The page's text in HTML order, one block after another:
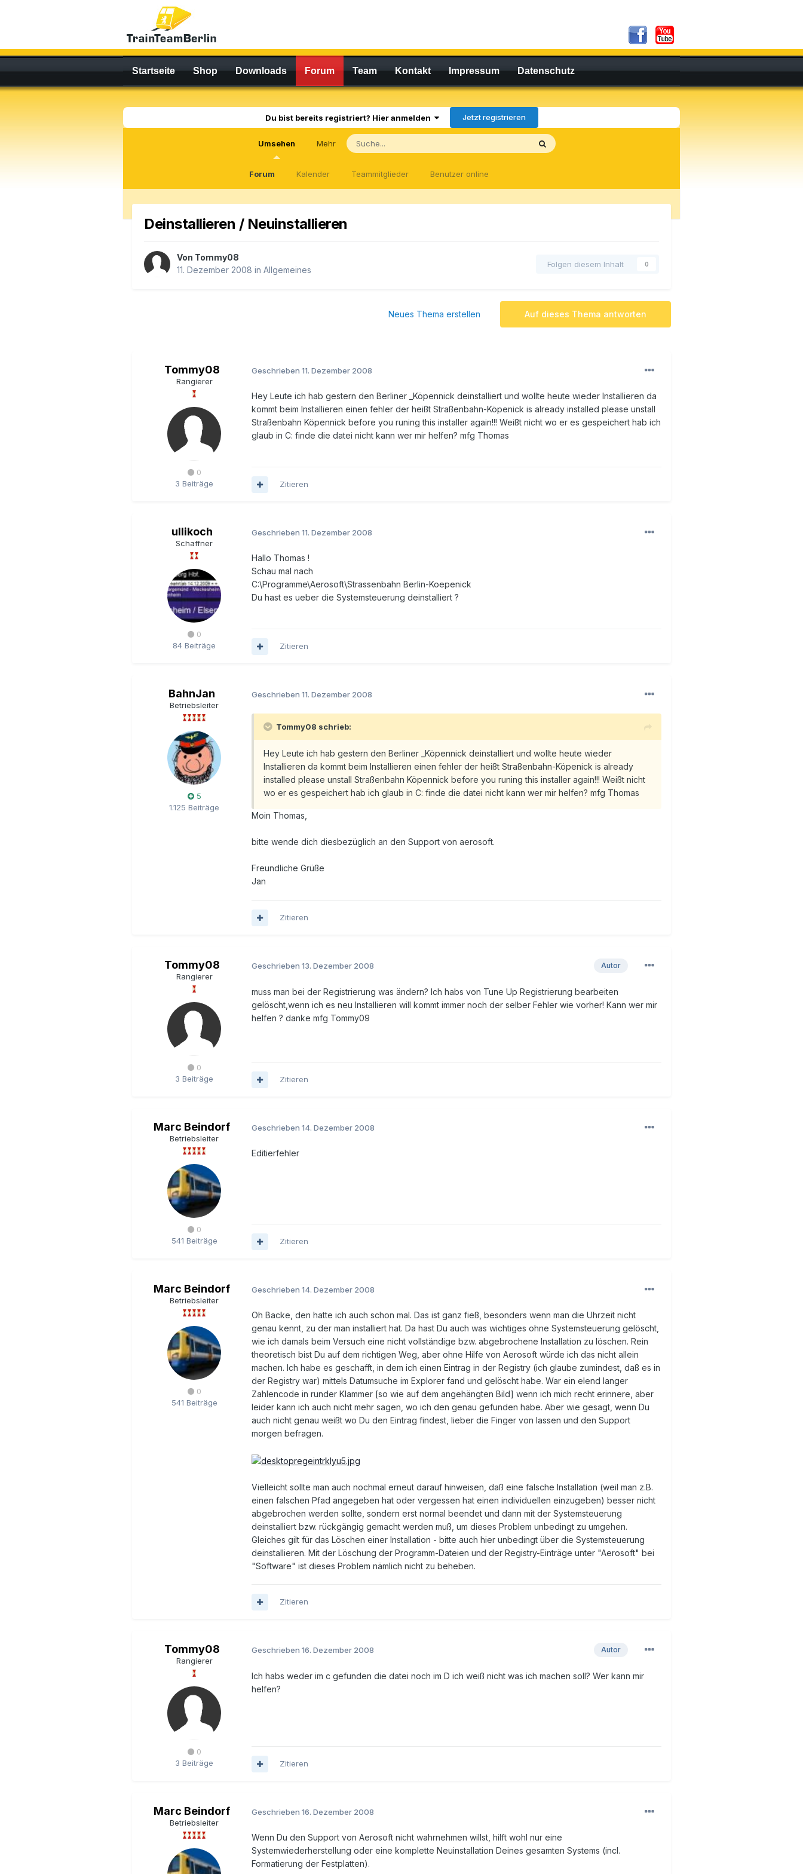
Startseite Shop Downloads Forum Team Kontakt Impressum Datenschutz
Du bist bereits registriert? Hier anmelden Jetzt registrieren
Umsehen
Forum Kalender Teammitglieder Benutzer online
Mehr
Deinstallieren / Neuinstallieren
Von Tommy08
11. Dezember 2008 in Allgemeines
Folgen diesem Inhalt 0
Auf dieses Thema antworten
Neues Thema erstellen
Tommy08
Rangierer
0
3 Beiträge
Geschrieben 11. Dezember 2008
Hey Leute ich hab gestern den Berliner _Köpennick deinstalliert und wollte heute wieder Installieren da
kommt beim Installieren einen fehler der heißt Straßenbahn-Köpenick is already installed please unstall
Straßenbahn Köpennick before you runing this installer again!!! Weißt nicht wo er es gespeichert hab ich
glaub in C: finde die datei nicht kann wer mir helfen? mfg Thomas
Zitieren
ullikoch
Schaffner
0
84 Beiträge
Geschrieben 11. Dezember 2008
Hallo Thomas !
Schau mal nach
C:\Programme\Aerosoft\Strassenbahn Berlin-Koepenick
Du hast es ueber die Systemsteuerung deinstalliert ?
Zitieren
BahnJan
Betriebsleiter
5
1.125 Beiträge
Geschrieben 11. Dezember 2008
Tommy08 schrieb:
Hey Leute ich hab gestern den Berliner _Köpennick deinstalliert und wollte heute wieder
Installieren da kommt beim Installieren einen fehler der heißt Straßenbahn-Köpenick is already
installed please unstall Straßenbahn Köpennick before you runing this installer again!!! Weißt nicht
wo er es gespeichert hab ich glaub in C: finde die datei nicht kann wer mir helfen? mfg Thomas
Moin Thomas,
bitte wende dich diesbezüglich an den Support von aerosoft.
Freundliche Grüße
Jan
Zitieren
Tommy08
Rangierer
0
3 Beiträge
Autor
Geschrieben 13. Dezember 2008
muss man bei der Registrierung was ändern? Ich habs von Tune Up Registrierung bearbeiten
gelöscht,wenn ich es neu Installieren will kommt immer noch der selber Fehler wie vorher! Kann wer mir
helfen ? danke mfg Tommy09
Zitieren
Marc Beindorf
Betriebsleiter
0
541 Beiträge
Geschrieben 14. Dezember 2008
Editierfehler
Zitieren
Marc Beindorf
Betriebsleiter
0
541 Beiträge
Geschrieben 14. Dezember 2008
Oh Backe, den hatte ich auch schon mal. Das ist ganz fieß, besonders wenn man die Uhrzeit nicht
genau kennt, zu der man installiert hat. Da hast Du auch was wichtiges ohne Systemsteuerung gelöscht,
wie ich damals beim Versuch eine nicht vollständige bzw. abgebrochene Installation zu löschen. Rein
theoretisch bist Du auf dem richtigen Weg, aber ohne Hilfe von Aerosoft würde ich das nicht allein
machen. Ich habe es geschafft, in dem ich einen Eintrag in der Registry (ich glaube zumindest, daß es in
der Registry war) mittels Datumsuche im Explorer fand und gelöscht habe. War ein elend langer
Zahlencode in runder Klammer [so wie auf dem angehängten Bild] wenn ich mich recht erinnere, aber
leider kann ich auch nicht mehr sagen, wo ich den genau gefunden habe. Aber wie gesagt, wenn Du
auch nicht genau weißt wo Du den Eintrag findest, lieber die Finger von lassen und den Support
morgen befragen.
Vielleicht sollte man auch nochmal erneut darauf hinweisen, daß eine falsche Installation (weil man z.B.
einen falschen Pfad angegeben hat oder vergessen hat einen individuellen einzugeben) besser nicht
abgebrochen werden sollte, sondern erst normal beendet und dann mit der Systemsteuerung
deinstalliert bzw. rückgängig gemacht werden muß, um dieses Problem unbedingt zu umgehen.
Gleiches gilt für das Löschen einer Installation - bitte auch hier unbedingt über die Systemsteuerung
deinstallieren. Mit der Löschung der Programm-Dateien und der Registry-Einträge unter "Aerosoft" bei
"Software" ist dieses Problem nämlich nicht zu beheben.
Zitieren
Tommy08
Rangierer
0
3 Beiträge
Autor
Geschrieben 16. Dezember 2008
Ich habs weder im c gefunden die datei noch im D ich weiß nicht was ich machen soll? Wer kann mir
helfen?
Zitieren
Marc Beindorf
Betriebsleiter
Geschrieben 16. Dezember 2008
Wenn Du den Support von Aerosoft nicht wahrnehmen willst, hilft wohl nur eine
Systemwiederherstellung oder eine komplette Neuinstallation Deines gesamten Systems (incl.
Formatierung der Festplatten).